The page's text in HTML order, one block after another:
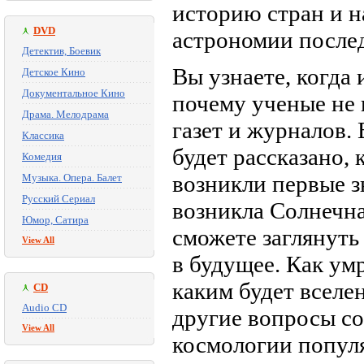
DVD
Детектив, Боевик
Детское Кино
Документальное Кино
Драма. Мелодрама
Классика
Комедия
Музыка. Опера. Балет
Русский Сериал
Юмор, Сатира
View All
CD
Audio CD
View All
историю стран и
астрономии
Вы узнаете,
почему ученые не
газет и журналов.
будет рассказано,
возникли первые
возникла
сможете
в будущее. Как
каким будет
другие вопросы
космологии